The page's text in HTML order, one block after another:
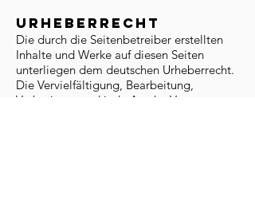
Urheberrecht
Die durch die Seitenbetreiber erstellten
Inhalte und Werke auf diesen Seiten
unterliegen dem deutschen Urheberrecht.
Die Vervielfältigung, Bearbeitung,
Verbreitung und jede Art der Verwertung